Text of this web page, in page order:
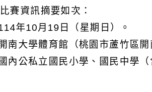
資訊摘要如次：
年10月19日（星期日）。
大學體育館（桃園市蘆竹區開
公私立國民小學、國民中學（